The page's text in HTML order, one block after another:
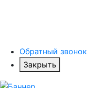
Обратный звонок
Закрыть